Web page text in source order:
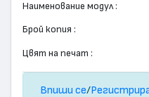
Наименование модул :
Брой копия :
Цвят на печат :
Впиши се/